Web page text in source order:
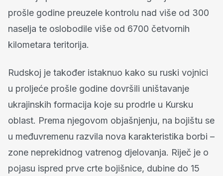
prošle godine preuzele kontrolu nad više od 300
naselja te oslobodile više od 6700 četvornih
kilometara teritorija.
Rudskoj je također istaknuo kako su ruski vojnici
u proljeće prošle godine dovršili uništavanje
ukrajinskih formacija koje su prodrle u Kursku
oblast. Prema njegovom objašnjenju, na bojištu se
u međuvremenu razvila nova karakteristika borbi –
zone neprekidnog vatrenog djelovanja. Riječ je o
pojasu ispred prve crte bojišnice, dubine do 15